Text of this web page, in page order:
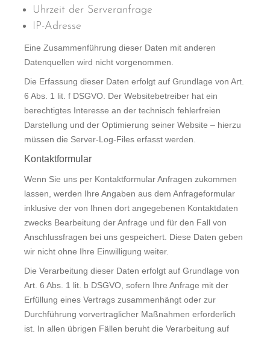
Uhrzeit der Serveranfrage
IP-Adresse
Eine Zusammenführung dieser Daten mit anderen
Datenquellen wird nicht vorgenommen.
Die Erfassung dieser Daten erfolgt auf Grundlage von Art.
6 Abs. 1 lit. f DSGVO. Der Websitebetreiber hat ein
berechtigtes Interesse an der technisch fehlerfreien
Darstellung und der Optimierung seiner Website – hierzu
müssen die Server-Log-Files erfasst werden.
Kontaktformular
Wenn Sie uns per Kontaktformular Anfragen zukommen
lassen, werden Ihre Angaben aus dem Anfrageformular
inklusive der von Ihnen dort angegebenen Kontaktdaten
zwecks Bearbeitung der Anfrage und für den Fall von
Anschlussfragen bei uns gespeichert. Diese Daten geben
wir nicht ohne Ihre Einwilligung weiter.
Die Verarbeitung dieser Daten erfolgt auf Grundlage von
Art. 6 Abs. 1 lit. b DSGVO, sofern Ihre Anfrage mit der
Erfüllung eines Vertrags zusammenhängt oder zur
Durchführung vorvertraglicher Maßnahmen erforderlich
ist. In allen übrigen Fällen beruht die Verarbeitung auf